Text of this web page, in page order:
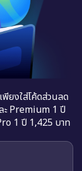
พียงใส่โค้ดส่วนลด
Premium 1 ปี
1 ปี 1,425 บาท